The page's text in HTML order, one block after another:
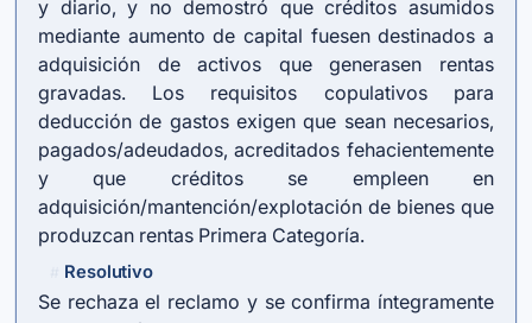
y diario, y no demostró que créditos asumidos
mediante aumento de capital fuesen destinados a
adquisición de activos que generasen rentas
gravadas. Los requisitos copulativos para
deducción de gastos exigen que sean necesarios,
pagados/adeudados, acreditados fehacientemente
y que créditos se empleen en
adquisición/mantención/explotación de bienes que
produzcan rentas Primera Categoría.
Resolutivo
Se rechaza el reclamo y se confirma íntegramente